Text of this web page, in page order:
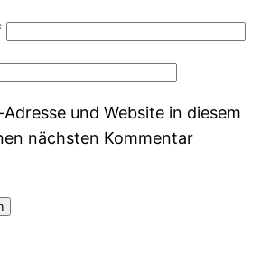
und Website in diesem
nächsten Kommentar